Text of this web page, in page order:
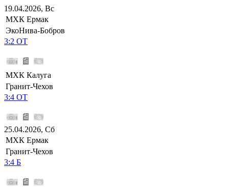
19.04.2026, Вс
МХК Ермак
ЭкоНива-Бобров
3:2 ОТ
МХК Калуга
Гранит-Чехов
3:4 ОТ
25.04.2026, Сб
МХК Ермак
Гранит-Чехов
3:4 Б